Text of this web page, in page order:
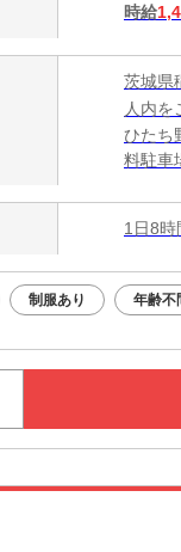
時給
茨城県
人内を
ひたち
料駐車
1日8時
制服あり 年齢不